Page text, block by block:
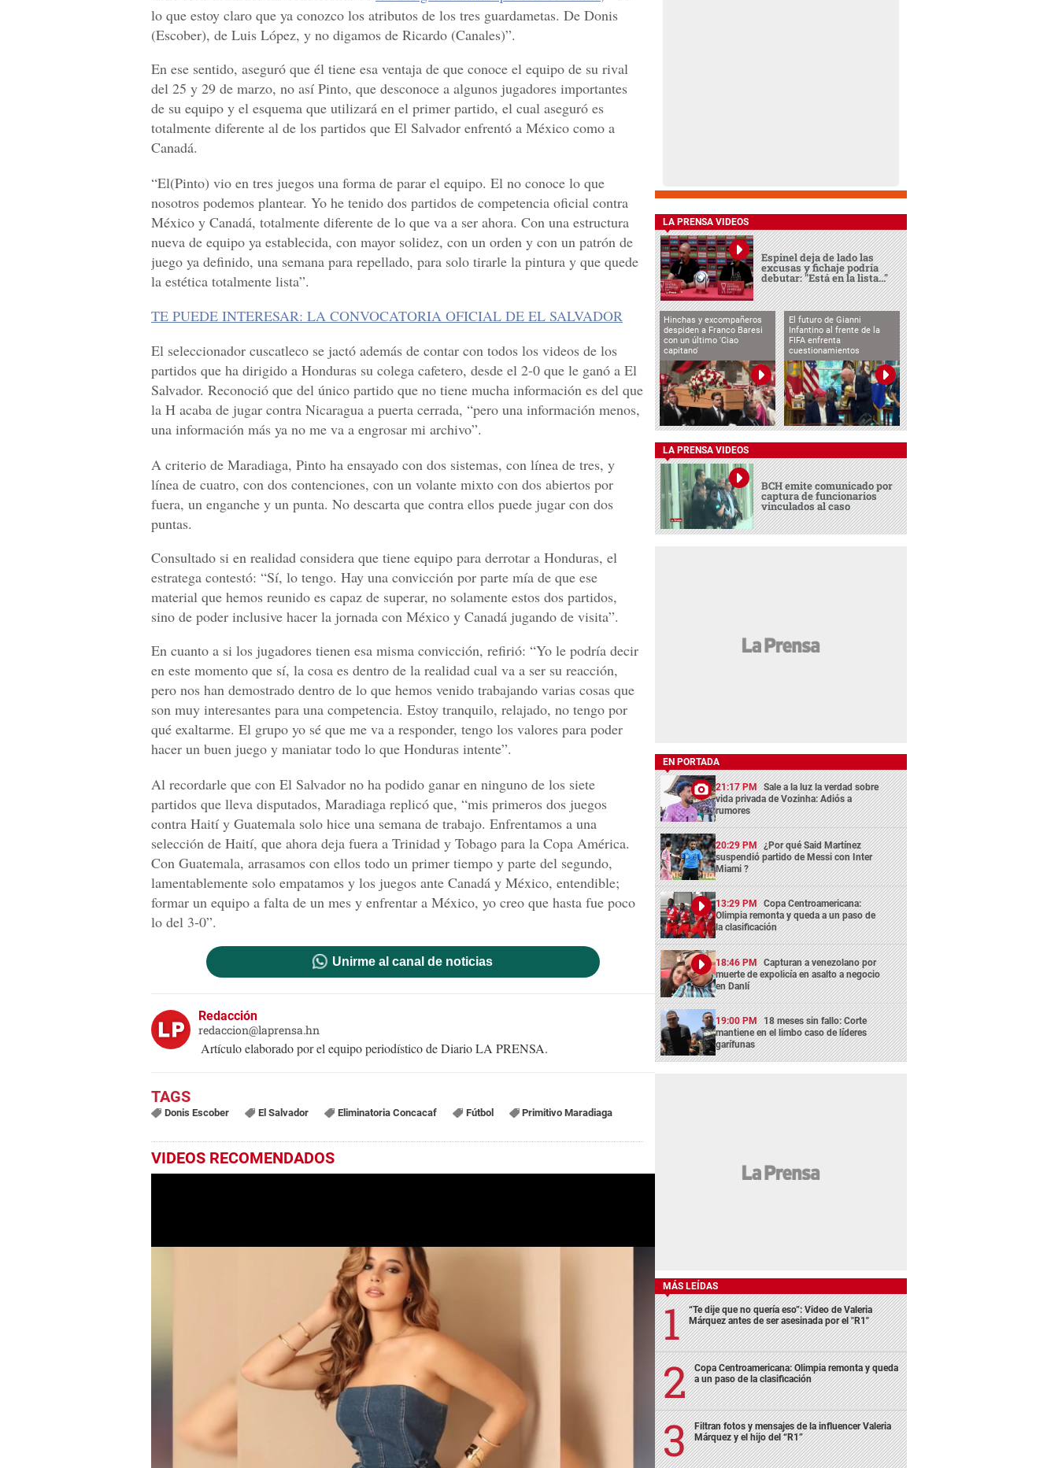
lo que estoy claro que ya conozco los atributos de los tres guardametas. De Donis
(Escober), de Luis López, y no digamos de Ricardo (Canales)”.
En ese sentido, aseguró que él tiene esa ventaja de que conoce el equipo de su rival
del 25 y 29 de marzo, no así Pinto, que desconoce a algunos jugadores importantes
de su equipo y el esquema que utilizará en el primer partido, el cual aseguró es
totalmente diferente al de los partidos que El Salvador enfrentó a México como a
Canadá.
“El(Pinto) vio en tres juegos una forma de parar el equipo. El no conoce lo que
nosotros podemos plantear. Yo he tenido dos partidos de competencia oficial contra
México y Canadá, totalmente diferente de lo que va a ser ahora. Con una estructura
nueva de equipo ya establecida, con mayor solidez, con un orden y con un patrón de
juego ya definido, una semana para repellado, para solo tirarle la pintura y que quede
la estética totalmente lista”.
TE PUEDE INTERESAR: LA CONVOCATORIA OFICIAL DE EL SALVADOR
El seleccionador cuscatleco se jactó además de contar con todos los videos de los
partidos que ha dirigido a Honduras su colega cafetero, desde el 2-0 que le ganó a El
Salvador. Reconoció que del único partido que no tiene mucha información es del que
la H acaba de jugar contra Nicaragua a puerta cerrada, “pero una información menos,
una información más ya no me va a engrosar mi archivo”.
A criterio de Maradiaga, Pinto ha ensayado con dos sistemas, con línea de tres, y
línea de cuatro, con dos contenciones, con un volante mixto con dos abiertos por
fuera, un enganche y un punta. No descarta que contra ellos puede jugar con dos
puntas.
Consultado si en realidad considera que tiene equipo para derrotar a Honduras, el
estratega contestó: “Sí, lo tengo. Hay una convicción por parte mía de que ese
material que hemos reunido es capaz de superar, no solamente estos dos partidos,
sino de poder inclusive hacer la jornada con México y Canadá jugando de visita”.
En cuanto a si los jugadores tienen esa misma convicción, refirió: “Yo le podría decir
en este momento que sí, la cosa es dentro de la realidad cual va a ser su reacción,
pero nos han demostrado dentro de lo que hemos venido trabajando varias cosas que
son muy interesantes para una competencia. Estoy tranquilo, relajado, no tengo por
qué exaltarme. El grupo yo sé que me va a responder, tengo los valores para poder
hacer un buen juego y maniatar todo lo que Honduras intente”.
Al recordarle que con El Salvador no ha podido ganar en ninguno de los siete
partidos que lleva disputados, Maradiaga replicó que, “mis primeros dos juegos
contra Haití y Guatemala solo hice una semana de trabajo. Enfrentamos a una
selección de Haití, que ahora deja fuera a Trinidad y Tobago para la Copa América.
Con Guatemala, arrasamos con ellos todo un primer tiempo y parte del segundo,
lamentablemente solo empatamos y los juegos ante Canadá y México, entendible;
formar un equipo a falta de un mes y enfrentar a México, yo creo que hasta fue poco
lo del 3-0”.
Unirme al canal de noticias
Redacción
redaccion@laprensa.hn
Artículo elaborado por el equipo periodístico de Diario LA PRENSA.
Donis Escober El Salvador Eliminatoria Concacaf Fútbol Primitivo Maradiaga
VIDEOS RECOMENDADOS
LA PRENSA VIDEOS
Espinel deja de lado las
excusas y fichaje podría
debutar: "Está en la lista..."
Hinchas y excompañeros
despiden a Franco Baresi
con un último 'Ciao
capitano'
El futuro de Gianni
Infantino al frente de la
FIFA enfrenta
cuestionamientos
LA PRENSA VIDEOS
BCH emite comunicado por
captura de funcionarios
vinculados al caso
EN PORTADA
21:17 PM Sale a la luz la verdad sobre
vida privada de Vozinha: Adiós a
rumores
20:29 PM ¿Por qué Said Martínez
suspendió partido de Messi con Inter
Miami ?
13:29 PM Copa Centroamericana:
Olimpia remonta y queda a un paso de
la clasificación
18:46 PM Capturan a venezolano por
muerte de expolicía en asalto a negocio
en Danlí
19:00 PM 18 meses sin fallo: Corte
mantiene en el limbo caso de líderes
garífunas
MÁS LEÍDAS
“Te dije que no quería eso”: Video de Valeria
Márquez antes de ser asesinada por el "R1"
Copa Centroamericana: Olimpia remonta y queda
a un paso de la clasificación
Filtran fotos y mensajes de la influencer Valeria
Márquez y el hijo del “R1”